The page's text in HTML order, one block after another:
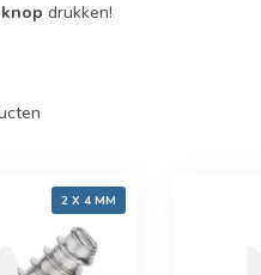
drukken!
2 X 4 MM